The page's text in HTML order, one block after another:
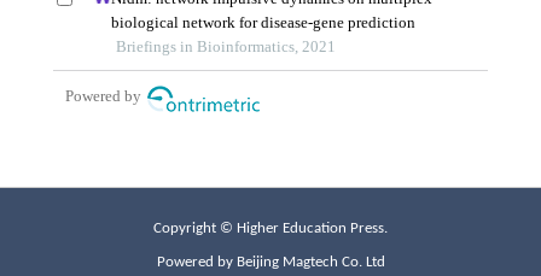
Copyright © Higher Education Press.
Powered by Beijing Magtech Co. Ltd